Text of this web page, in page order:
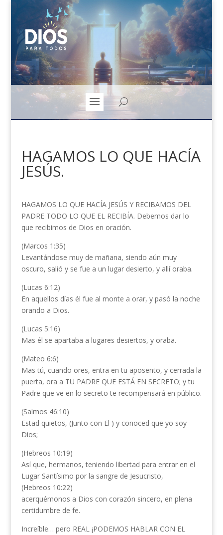
HAGAMOS LO QUE HACÍA
JESÚS.
HAGAMOS LO QUE HACÍA JESÚS Y RECIBAMOS DEL
PADRE TODO LO QUE EL RECIBÍA. Debemos dar lo
que recibimos de Dios en oración.
(Marcos 1:35)
Levantándose muy de mañana, siendo aún muy
oscuro, salió y se fue a un lugar desierto, y allí oraba.
(Lucas 6:12)
En aquellos días él fue al monte a orar, y pasó la noche
orando a Dios.
(Lucas 5:16)
Mas él se apartaba a lugares desiertos, y oraba.
(Mateo 6:6)
Mas tú, cuando ores, entra en tu aposento, y cerrada la
puerta, ora a TU PADRE QUE ESTÁ EN SECRETO; y tu
Padre que ve en lo secreto te recompensará en público.
(Salmos 46:10)
Estad quietos, (Junto con El ) y conoced que yo soy
Dios;
(Hebreos 10:19)
Así que, hermanos, teniendo libertad para entrar en el
Lugar Santísimo por la sangre de Jesucristo,
(Hebreos 10:22)
acerquémonos a Dios con corazón sincero, en plena
certidumbre de fe.
Increíble… pero REAL ¡PODEMOS HABLAR CON EL